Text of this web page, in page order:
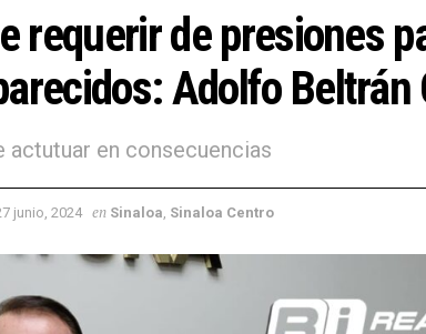
requerir de presiones
Adolfo Beltrán
actutuar en consecuencias
junio, 2024 en Sinaloa, Sinaloa Centro